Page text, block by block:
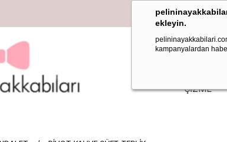
ekleyin.
kampanyalardan
ÇİZME